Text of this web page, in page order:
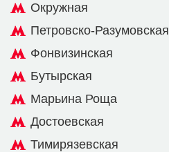
Окружная
Петровско-Разумовская
Фонвизинская
Бутырская
Марьина Роща
Достоевская
Тимирязевская